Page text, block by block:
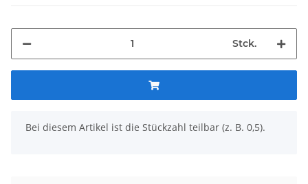
Stck.
x
Bei diesem Artikel ist die Stückzahl teilbar (z. B. 0,5).